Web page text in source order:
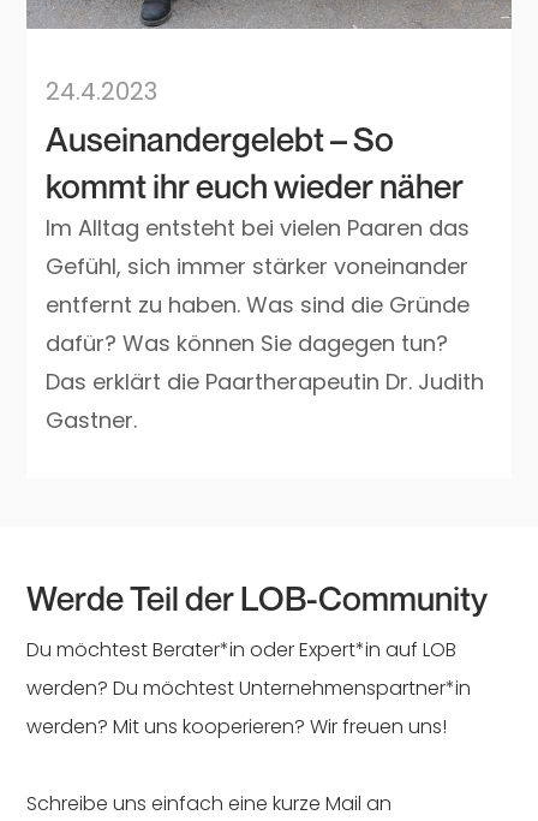
24.4.2023
Auseinandergelebt – So
kommt ihr euch wieder näher
Im Alltag entsteht bei vielen Paaren das
Gefühl, sich immer stärker voneinander
entfernt zu haben. Was sind die Gründe
dafür? Was können Sie dagegen tun?
Das erklärt die Paartherapeutin Dr. Judith
Gastner.
Werde Teil der LOB-Community
Du möchtest Berater*in oder Expert*in auf LOB
werden? Du möchtest Unternehmenspartner*in
werden? Mit uns kooperieren? Wir freuen uns!
Schreibe uns einfach eine kurze Mail an